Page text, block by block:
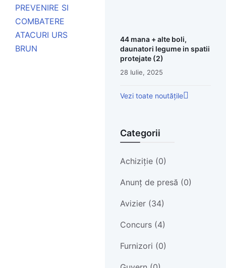
PREVENIRE SI
COMBATERE
ATACURI URS
BRUN
44 mana + alte boli,
daunatori legume in spatii
protejate (2)
28 Iulie, 2025
Vezi toate noutățile
Categorii
Achiziție (0)
Anunț de presă (0)
Avizier (34)
Concurs (4)
Furnizori (0)